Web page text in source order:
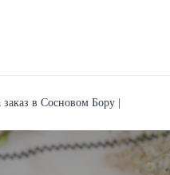
в Сосновом Бору |